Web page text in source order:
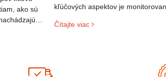
ako sú
delenia,
kľúčových aspektov je
sú oxid uhoľnatý (CO) a oxid
Čítajte viac